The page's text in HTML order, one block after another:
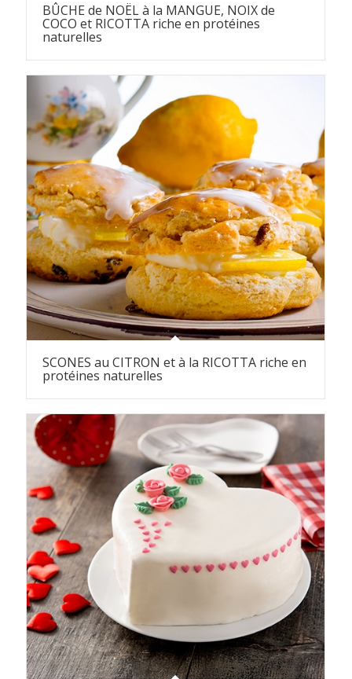
BÛCHE de NOËL à la MANGUE, NOIX de
COCO et RICOTTA riche en protéines
naturelles
SCONES au CITRON et à la RICOTTA riche en
protéines naturelles